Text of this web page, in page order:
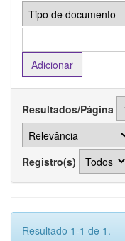
Resultados/Página
Registro(s)
Resultado 1-1 de 1.